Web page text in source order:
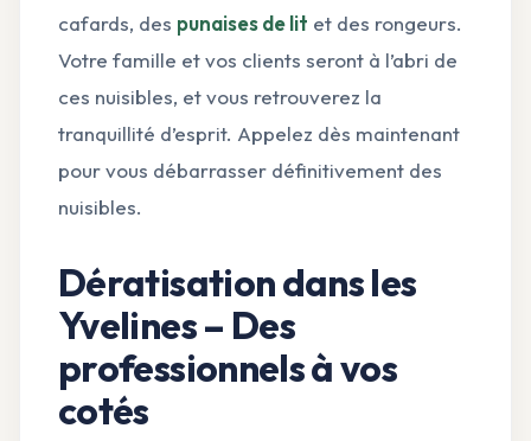
cafards, des punaises de lit et des rongeurs.
Votre famille et vos clients seront à l’abri de
ces nuisibles, et vous retrouverez la
tranquillité d’esprit. Appelez dès maintenant
pour vous débarrasser définitivement des
nuisibles.
Dératisation dans les
Yvelines – Des
professionnels à vos
cotés